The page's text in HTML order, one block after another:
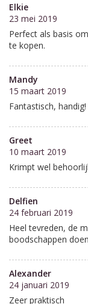
Elkie
23 mei 2019
Perfect als basis
te kopen.
Mandy
15 maart 2019
Fantastisch, handig!
Greet
10 maart 2019
Krimpt wel
Delfien
24 februari 2019
Heel tevreden, de
boodschappen
Alexander
24 januari 2019
Zeer praktisch